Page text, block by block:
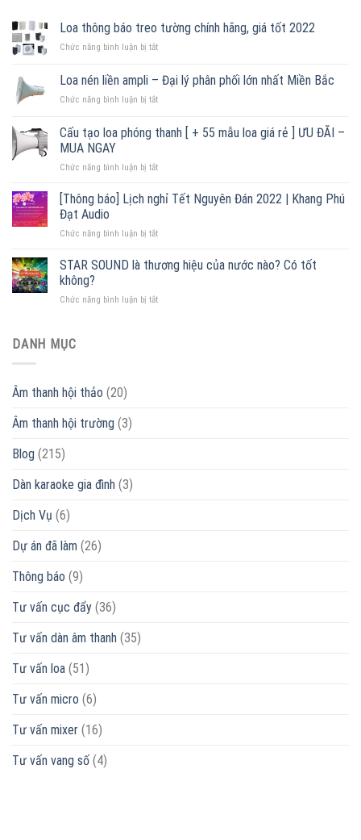
Loa thông báo treo tường chính hãng, giá tốt 2022
Chức năng bình luận bị tắtở
thông
báo
treo
chính
tốt
Loa nén liền ampli – Đại lý phân phối lớn nhất Miền Bắc
Chức năng bình luận bị tắtở
nén
liền
–
lý
phân
lớn
Miền
Cấu tạo loa phóng thanh [ + 55 mẫu loa giá rẻ ] ƯU ĐÃI –
MUA NGAY
Chức năng bình luận bị tắtở
tạo
loa
thanh
+
loa
[Thông báo] Lịch nghỉ Tết Nguyên Đán 2022 | Khang Phú
Đạt Audio
Chức năng bình luận bị tắtở
báo]
Tết
STAR SOUND là thương hiệu của nước nào? Có tốt
không?
Chức năng bình luận bị tắtở
DANH MỤC
Âm thanh hội thảo (20)
Âm thanh hội trường (3)
Blog (215)
Dàn karaoke gia đình (3)
Dịch Vụ (6)
Dự án đã làm (26)
Thông báo (9)
Tư vấn cục đẩy (36)
Tư vấn dàn âm thanh (35)
Tư vấn loa (51)
Tư vấn micro (6)
Tư vấn mixer (16)
Tư vấn vang số (4)